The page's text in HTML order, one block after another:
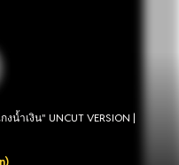
น้ำเงิน" UNCUT VERSION |